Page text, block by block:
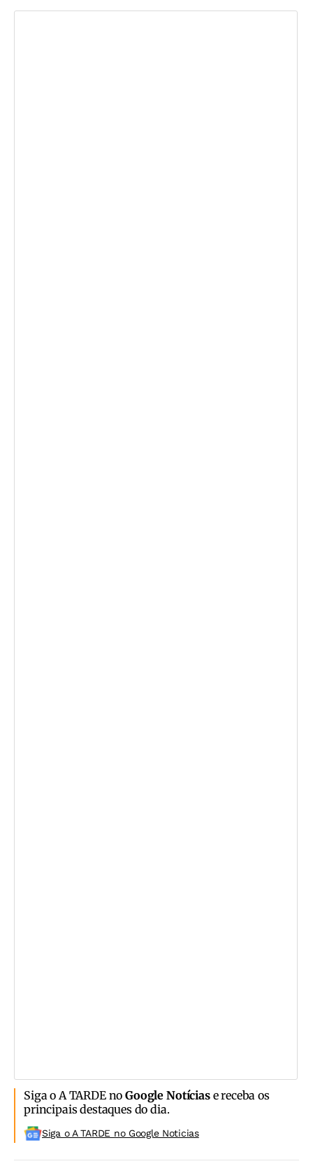
Siga o A TARDE noGoogle Notíciase receba os
principais destaques do dia.
Siga o A TARDE no Google Noticias